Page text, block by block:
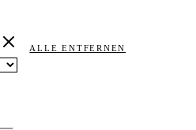
ALLE ENTFERNEN